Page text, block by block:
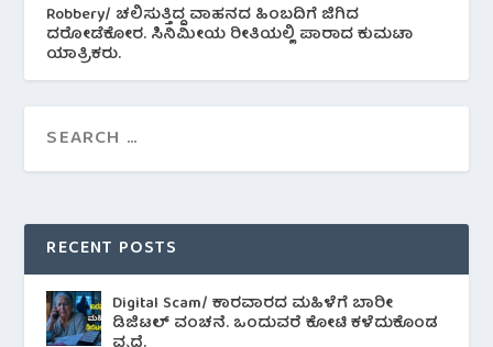
Robbery/ ಚಲಿಸುತ್ತಿದ್ದ ವಾಹನದ ಹಿಂಬದಿಗೆ ಜಿಗಿದ
ದರೋಡೆಕೋರ. ಸಿನಿಮೀಯ ರೀತಿಯಲ್ಲಿ ಪಾರಾದ ಕುಮಟಾ
ಯಾತ್ರಿಕರು.
RECENT POSTS
Digital Scam/ ಕಾರವಾರದ ಮಹಿಳೆಗೆ ಬಾರೀ
ಡಿಜಿಟಲ್ ವಂಚನೆ. ಒಂದುವರೆ ಕೋಟಿ ಕಳೆದುಕೊಂಡ